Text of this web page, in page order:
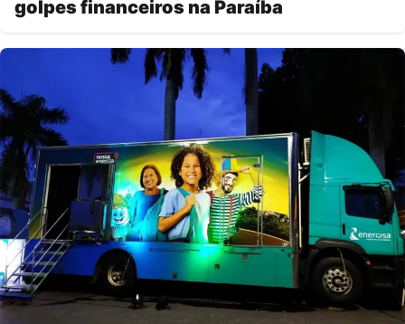
golpes financeiros na Paraíba